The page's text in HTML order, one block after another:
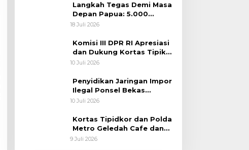
Langkah Tegas Demi Masa
Depan Papua: 5.000
Batang Ganja Berhasil
Habema
18 Juli 2026
Komisi III DPR RI Apresiasi
dan Dukung Kortas Tipikor
Polri Usut Dugaan Korupsi
10 Juli 2026
Penyidikan Jaringan Impor
Ilegal Ponsel Bekas
Rampung, Tiga Tersangka
10 Juli 2026
Kortas Tipidkor dan Polda
Metro Geledah Cafe dan
Money Changer
9 Juli 2026